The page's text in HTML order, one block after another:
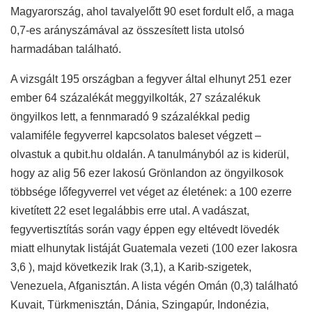
Magyarország, ahol tavalyelőtt 90 eset fordult elő, a maga
0,7-es arányszámával az összesített lista utolsó
harmadában található.
A vizsgált 195 országban a fegyver által elhunyt 251 ezer
ember 64 százalékát meggyilkolták, 27 százalékuk
öngyilkos lett, a fennmaradó 9 százalékkal pedig
valamiféle fegyverrel kapcsolatos baleset végzett –
olvastuk a qubit.hu oldalán. A tanulmányból az is kiderül,
hogy az alig 56 ezer lakosú Grönlandon az öngyilkosok
többsége lőfegyverrel vet véget az életének: a 100 ezerre
kivetített 22 eset legalábbis erre utal. A vadászat,
fegyvertisztítás során vagy éppen egy eltévedt lövedék
miatt elhunytak listáját Guatemala vezeti (100 ezer lakosra
3,6 ), majd következik Irak (3,1), a Karib-szigetek,
Venezuela, Afganisztán. A lista végén Omán (0,3) található
Kuvait, Türkmenisztán, Dánia, Szingapúr, Indonézia,